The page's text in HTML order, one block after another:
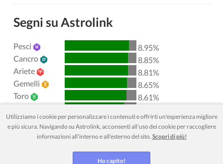
Nettuno 04°
Chirone 00°51'Toro
Lilith 25°49'Sagittario
Nodo Nord Acquario
Aspetti attivi sfere
Giove
Segni su Astrolink
Pesci
8.95%
Cancro
8.85%
Ariete
8.81%
Gemelli
8.65%
Toro
8.61%
Acquario
8.27%
Vergine
8.24%
Utilizziamo i cookie per personalizzare i contenuti e offrirti un'esperienza migliore
e più sicura. Navigando su Astrolink, acconsenti all'uso dei cookie per raccogliere
informazioni all'interno e all'esterno del sito. Scopri di più!
Ho capito!